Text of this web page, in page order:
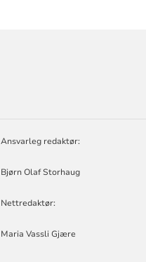
Ansvarleg redaktør:
Bjørn Olaf Storhaug
Nettredaktør:
Maria Vassli Gjære